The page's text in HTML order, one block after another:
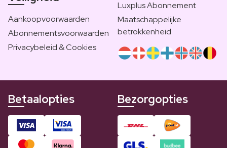
Aankoopvoorwaarden
Abonnementsvoorwaarden
Privacybeleid & Cookies
Luxplus Abonnement
Maatschappelijke
betrokkenheid
Betaalopties Bezorgopties